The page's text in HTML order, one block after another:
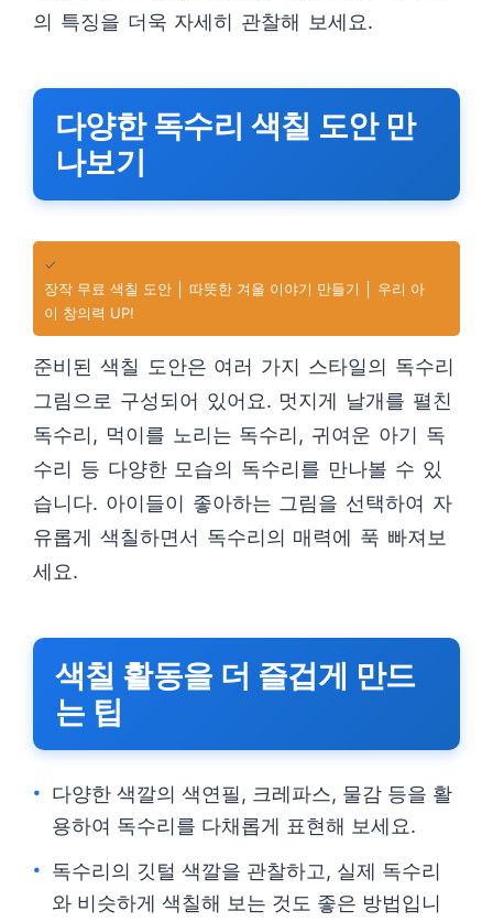
의 특징을 더욱 자세히 관찰해 보세요.
다양한 독수리 색칠 도안 만
나보기
✓
장작 무료 색칠 도안 │ 따뜻한 겨울 이야기 만들기 │ 우리 아
이 창의력 UP!
준비된 색칠 도안은 여러 가지 스타일의 독수리
그림으로 구성되어 있어요. 멋지게 날개를 펼친
독수리, 먹이를 노리는 독수리, 귀여운 아기 독
수리 등 다양한 모습의 독수리를 만나볼 수 있
습니다. 아이들이 좋아하는 그림을 선택하여 자
유롭게 색칠하면서 독수리의 매력에 푹 빠져보
세요.
색칠 활동을 더 즐겁게 만드
는 팁
다양한 색깔의 색연필, 크레파스, 물감 등을 활
용하여 독수리를 다채롭게 표현해 보세요.
독수리의 깃털 색깔을 관찰하고, 실제 독수리
와 비슷하게 색칠해 보는 것도 좋은 방법입니